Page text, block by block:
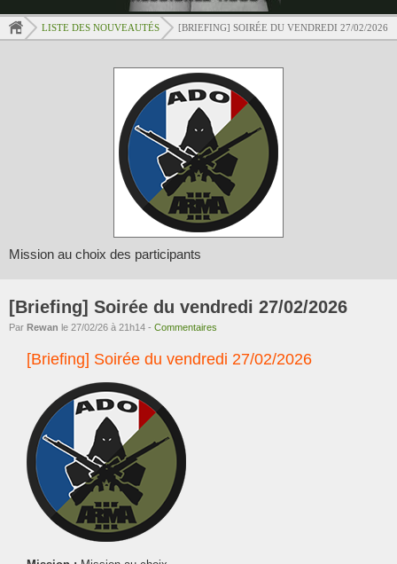
LISTE DES NOUVEAUTÉS [BRIEFING] SOIRÉE DU VENDREDI 27/02/2026
Mission au choix des participants
[Briefing] Soirée du vendredi 27/02/2026
Par Rewan le 27/02/26 à 21h14 - Commentaires
[Briefing] Soirée du vendredi 27/02/2026